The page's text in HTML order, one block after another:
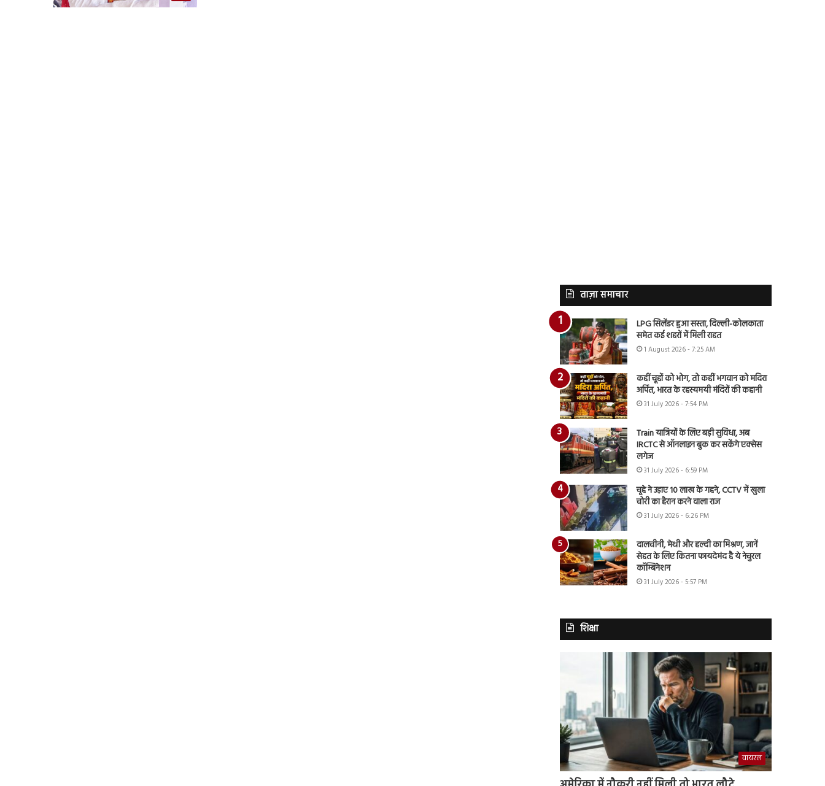
ताज़ा समाचार
LPG सिलेंडर हुआ सस्ता, दिल्ली-कोलकाता
समेत कई शहरों में मिली राहत
1 August 2026 - 7:25 AM
कहीं चूहों को भोग, तो कहीं भगवान को मदिरा
अर्पित, भारत के रहस्यमयी मंदिरों की कहानी
31 July 2026 - 7:54 PM
Train यात्रियों के लिए बड़ी सुविधा, अब
IRCTC से ऑनलाइन बुक कर सकेंगे एक्सेस
लगेज
31 July 2026 - 6:59 PM
चूहे ने उड़ाए 10 लाख के गहने, CCTV में खुला
चोरी का हैरान करने वाला राज
31 July 2026 - 6:26 PM
दालचीनी, मेथी और हल्दी का मिश्रण, जानें
सेहत के लिए कितना फायदेमंद है ये नेचुरल
कॉम्बिनेशन
31 July 2026 - 5:57 PM
शिक्षा
वायरल